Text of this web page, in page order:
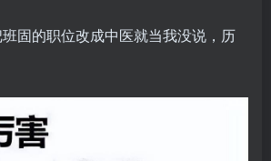
固的职位改成中医就当我没说，历